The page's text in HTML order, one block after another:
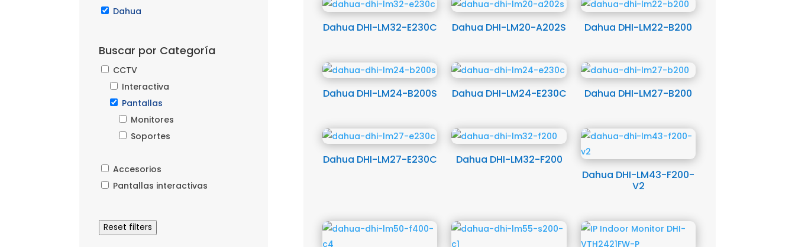
Dahua
Buscar por Categoría
CCTV
Interactiva
Pantallas
Monitores
Soportes
Accesorios
Pantallas interactivas
Reset filters
Dahua DHI-LM32-E230C Dahua DHI-LM20-A202S Dahua DHI-LM22-B200
Dahua DHI-LM24-B200S Dahua DHI-LM24-E230C Dahua DHI-LM27-B200
Dahua DHI-LM27-E230C
Dahua DHI-LM32-F200
Dahua DHI-LM43-F200-
V2